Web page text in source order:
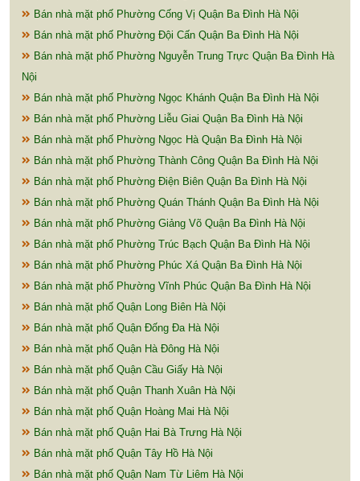
Bán nhà mặt phố Phường Cống Vị Quận Ba Đình Hà Nội
Bán nhà mặt phố Phường Đội Cấn Quận Ba Đình Hà Nội
Bán nhà mặt phố Phường Nguyễn Trung Trực Quận Ba Đình Hà
Nội
Bán nhà mặt phố Phường Ngọc Khánh Quận Ba Đình Hà Nội
Bán nhà mặt phố Phường Liễu Giai Quận Ba Đình Hà Nội
Bán nhà mặt phố Phường Ngọc Hà Quận Ba Đình Hà Nội
Bán nhà mặt phố Phường Thành Công Quận Ba Đình Hà Nội
Bán nhà mặt phố Phường Điện Biên Quận Ba Đình Hà Nội
Bán nhà mặt phố Phường Quán Thánh Quận Ba Đình Hà Nội
Bán nhà mặt phố Phường Giảng Võ Quận Ba Đình Hà Nội
Bán nhà mặt phố Phường Trúc Bạch Quận Ba Đình Hà Nội
Bán nhà mặt phố Phường Phúc Xá Quận Ba Đình Hà Nội
Bán nhà mặt phố Phường Vĩnh Phúc Quận Ba Đình Hà Nội
Bán nhà mặt phố Quận Long Biên Hà Nội
Bán nhà mặt phố Quận Đống Đa Hà Nội
Bán nhà mặt phố Quận Hà Đông Hà Nội
Bán nhà mặt phố Quận Cầu Giấy Hà Nội
Bán nhà mặt phố Quận Thanh Xuân Hà Nội
Bán nhà mặt phố Quận Hoàng Mai Hà Nội
Bán nhà mặt phố Quận Hai Bà Trưng Hà Nội
Bán nhà mặt phố Quận Tây Hồ Hà Nội
Bán nhà mặt phố Quận Nam Từ Liêm Hà Nội